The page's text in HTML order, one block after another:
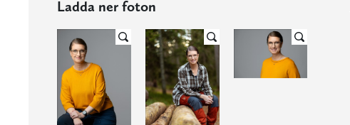
Ladda ner foton